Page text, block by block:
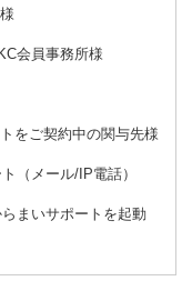
会員事務所様
をご契約中の関与先様
（メール/IP電話）
まいサポートを起動